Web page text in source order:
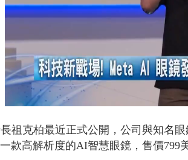
Unmute
51.71%
祖克柏最近正式公開，公司與知名
款高解析度的AI智慧眼鏡，售價799